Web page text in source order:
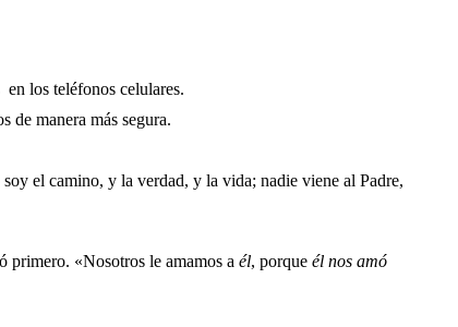
los teléfonos celulares.
de manera más segura.
el camino, y la verdad, y la vida; nadie viene al Padre,
primero. «Nosotros le amamos a él, porque él nos amó